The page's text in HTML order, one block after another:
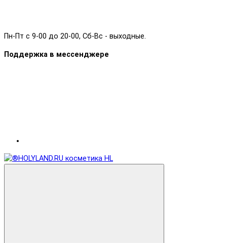
Пн-Пт с 9-00 до 20-00, Сб-Вс - выходные.
Поддержка в мессенджере